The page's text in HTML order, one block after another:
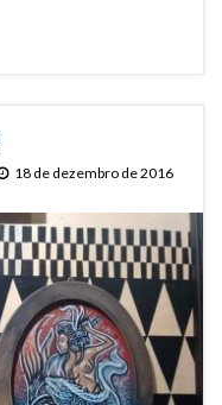
18 de dezembro de 2016